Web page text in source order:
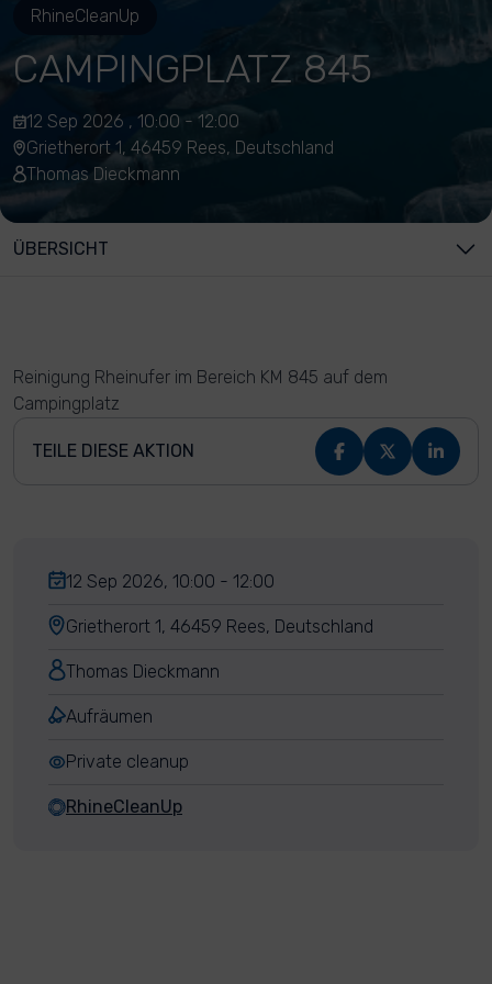
RhineCleanUp
CAMPINGPLATZ 845
12 Sep 2026 , 10:00 - 12:00
Grietherort 1, 46459 Rees, Deutschland
Thomas Dieckmann
ÜBERSICHT
Reinigung Rheinufer im Bereich KM 845 auf dem
Campingplatz
TEILE DIESE AKTION
12 Sep 2026, 10:00 - 12:00
Grietherort 1, 46459 Rees, Deutschland
Thomas Dieckmann
Aufräumen
Private cleanup
RhineCleanUp